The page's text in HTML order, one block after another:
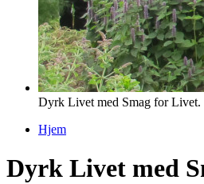
Dyrk Livet med Smag for Livet.
Hjem
Dyrk Livet med